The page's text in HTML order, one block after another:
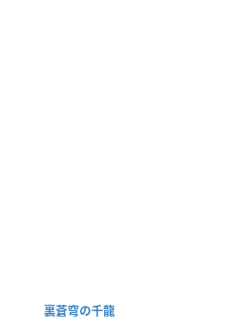
裏蒼穹の千龍